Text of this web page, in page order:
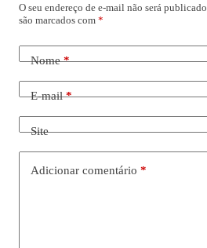
O seu endereço de e-mail não será publicado.
são marcados com *
Nome*
E-mail*
Site
Adicionar comentário *